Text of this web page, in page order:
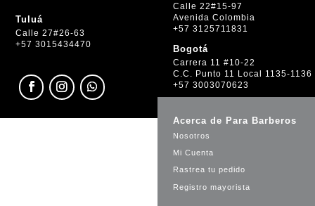
Tuluá
Calle 27#26-63
+57 3015434470
Calle 22#15-97
Avenida Colombia
+57 3125711831
Bogotá
Carrera 11 #10-22
C.C. Punto 11 Local 1135-1136
+57 3003070623
Acerca de Para Barberos
Nosotros
Mi Cuenta
Rastrea tu pedido
Registro mayorista